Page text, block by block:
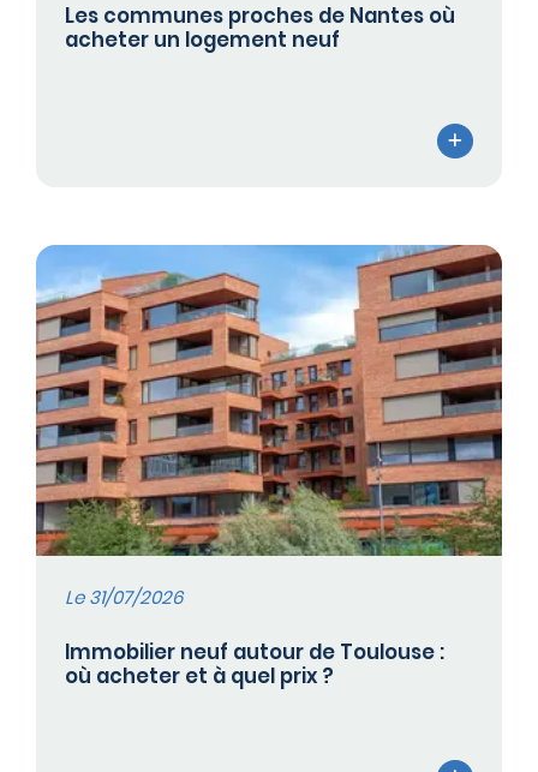
Les communes proches de Nantes où
acheter un logement neuf
Le 31/07/2026
Immobilier neuf autour de Toulouse :
où acheter et à quel prix ?